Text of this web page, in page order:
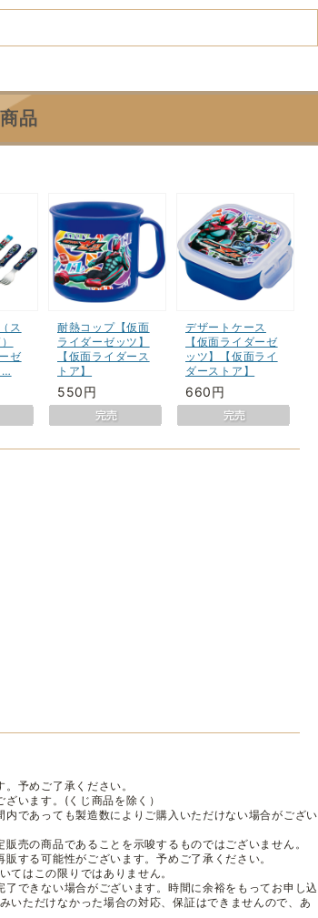
品
ス
ゼ
…
耐熱コップ【仮面
ライダーゼッツ】
【仮面ライダース
トア】
550円
デザートケース
【仮面ライダーゼ
ッツ】【仮面ライ
ダーストア】
660円
予めご了承ください。
います。(くじ商品を除く）
であっても製造数によりご購入いただけない場合がござい
売の商品であることを示唆するものではございません。
する可能性がございます。予めご了承ください。
てはこの限りではありません。
できない場合がございます。時間に余裕をもってお申し込
いただけなかった場合の対応、保証はできませんので、あ